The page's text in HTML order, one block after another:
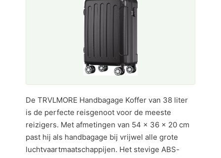
De TRVLMORE Handbagage Koffer van 38 liter
is de perfecte reisgenoot voor de meeste
reizigers. Met afmetingen van 54 × 36 × 20 cm
past hij als handbagage bij vrijwel alle grote
luchtvaartmaatschappijen. Het stevige ABS-